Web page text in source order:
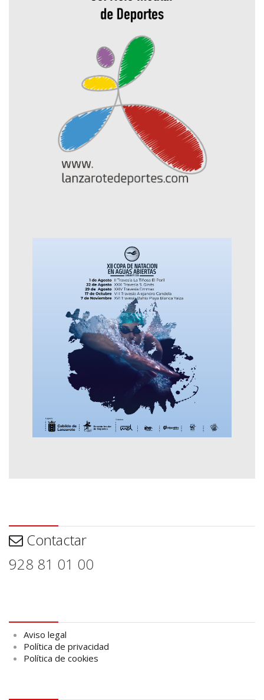
Contactar
928 81 01 00
Aviso legal
Política de privacidad
Política de cookies